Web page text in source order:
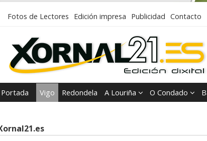
Fotos de Lectores Edición impresa Publicidad Contacto
Portada Vigo Redondela A Louriña O Condado